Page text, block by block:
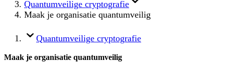
Quantumveilige cryptografie
Maak je organisatie quantumveilig
Quantumveilige cryptografie
Maak je organisatie quantumveilig